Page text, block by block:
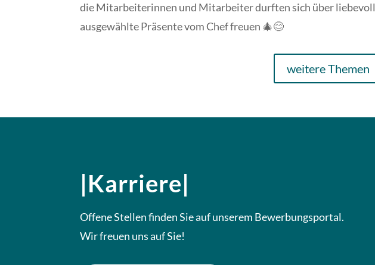
die Mitarbeiterinnen und Mitarbeiter durften sich über liebevoll
ausgewählte Präsente vom Chef freuen 🎄😊
weitere Themen
|Karriere|
Offene Stellen finden Sie auf unserem Bewerbungsportal.
Wir freuen uns auf Sie!